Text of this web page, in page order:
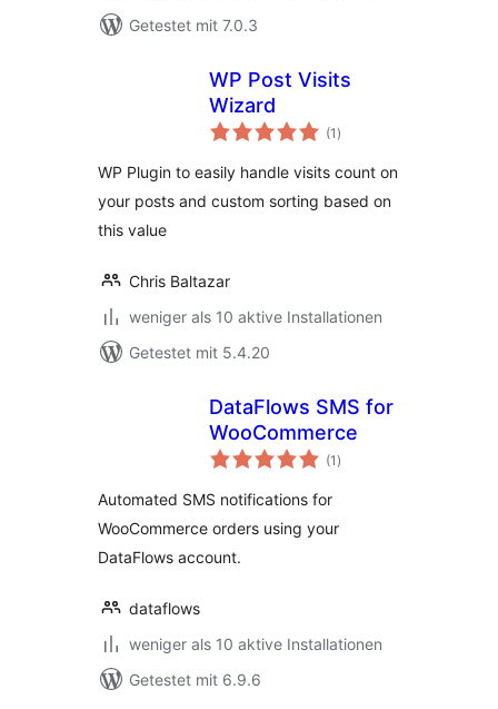
Getestet mit 7.0.3
WP Post Visits
Wizard
(1 Bewertungen
insgesamt
)
WP Plugin to easily handle visits count on
your posts and custom sorting based on
this value
Chris Baltazar
weniger als 10 aktive Installationen
Getestet mit 5.4.20
DataFlows SMS for
WooCommerce
(1 Bewertungen
insgesamt
)
Automated SMS notifications for
WooCommerce orders using your
DataFlows account.
dataflows
weniger als 10 aktive Installationen
Getestet mit 6.9.6